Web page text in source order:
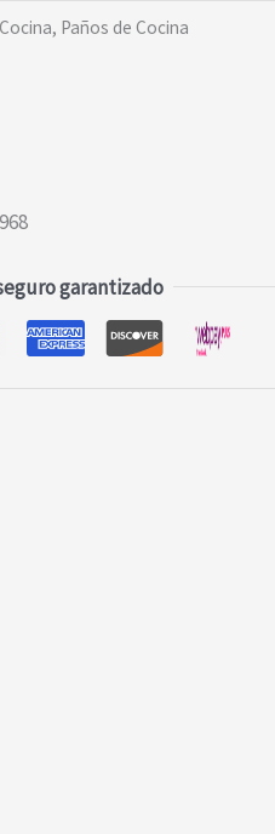
Cocina, Paños de Cocina
garantizado